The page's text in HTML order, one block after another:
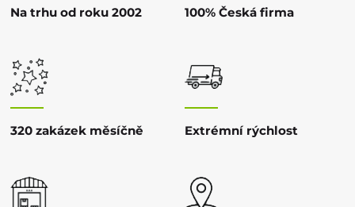
Na trhu od roku 2002 100% Česká firma
320 zakázek měsíčně Extrémní rýchlost